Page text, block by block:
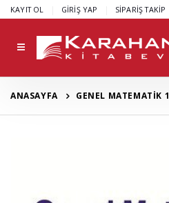
KAYIT OL GİRİŞ YAP SİPARİŞ TAKİP
ANASAYFA GENEL MATEMATİK 1